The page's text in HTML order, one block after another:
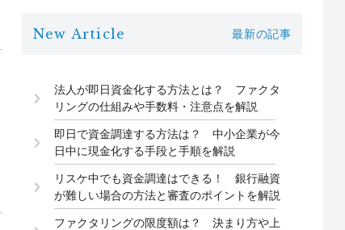
New Article 最新の記事
法人が即日資金化する方法とは？ ファクタ
リングの仕組みや手数料・注意点を解説
即日で資金調達する方法は？ 中小企業が今
日中に現金化する手段と手順を解説
リスケ中でも資金調達はできる！ 銀行融資
が難しい場合の方法と審査のポイントを解説
ファクタリングの限度額は？ 決まり方や上